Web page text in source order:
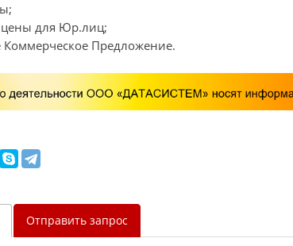
для Юр.лиц;
Предложение.
Отправить запрос